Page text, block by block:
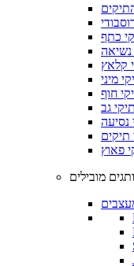
כתף
נשיאה
מיני
חוף
תיקי גב
נסיעה
תיקים
מובילים